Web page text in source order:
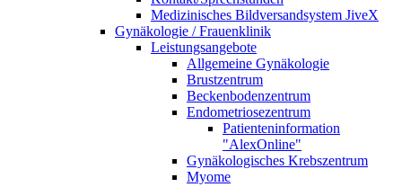
Medizinisches Bildversandsystem JiveX
Gynäkologie / Frauenklinik
Leistungsangebote
Allgemeine Gynäkologie
Brustzentrum
Beckenbodenzentrum
Endometriosezentrum
Patienteninformation
"AlexOnline"
Gynäkologisches Krebszentrum
Myome